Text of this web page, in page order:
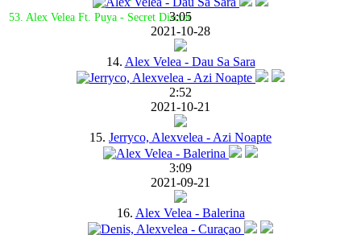
53. Alex Velea Ft. Puya - Secret Discret
3:05
2021-10-28
14. Alex Velea - Dau Sa Sara
2:52
2021-10-21
15. Jerryco, Alexvelea - Azi Noapte
3:09
2021-09-21
16. Alex Velea - Balerina